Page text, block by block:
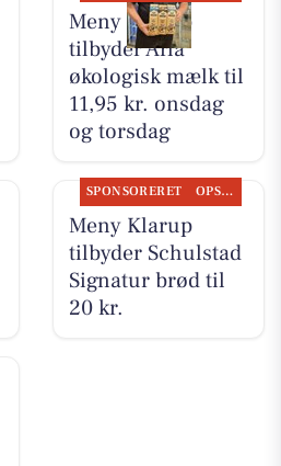
Meny Klarup
tilbyder Arla
økologisk mælk til
11,95 kr. onsdag
og torsdag
SPONSORERET OPSLAGSTAVLEN
Meny Klarup
tilbyder Schulstad
Signatur brød til
20 kr.